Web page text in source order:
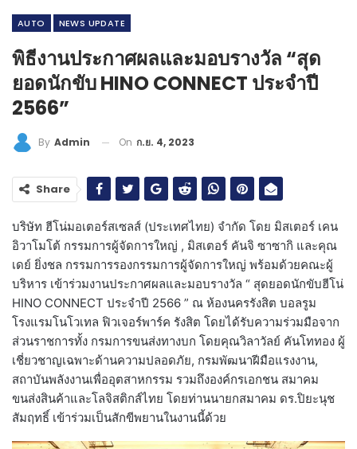
AUTO NEWS​ UPDATE
พิธีงานประกาศผลและมอบรางวัล “สุด
ยอดนักขับ HINO CONNECT ประจำปี
2566”
By Admin On ก.ย. 4, 2023
Share
บริษัท ฮีโน่มอเตอร์สเซลส์ (ประเทศไทย) จำกัด โดย มิสเตอร์ เคน
อิวาโมโต้ กรรมการผู้จัดการใหญ่ , มิสเตอร์ คันจิ ซาซากิ และคุณ
เดย์ ยิ่งชล กรรมการรองกรรมการผู้จัดการใหญ่ พร้อมด้วยคณะผู้
บริหาร เข้าร่วมงานประกาศผลและมอบรางวัล “ สุดยอดนักขับฮีโน่
HINO CONNECT ประจำปี 2566 ” ณ ห้องนครรังสิต บอลรูม
โรงแรมโนโวเทล ฟิวเจอร์พาร์ค รังสิต โดยได้รับความร่วมมือจาก
ส่วนราชการทั้ง กรมการขนส่งทางบก โดยคุณวิลาวัลย์ คันโททอง ผู้
เชี่ยวชาญเฉพาะด้านความปลอดภัย, กรมพัฒนาฝีมือแรงงาน,
สถาบันพลังงานเพื่ออุตสาหกรรม รวมถึงองค์กรเอกชน สมาคม
ขนส่งสินค้าและโลจิสติกส์ไทย โดยท่านนายกสมาคม ดร.ปิยะนุช
สัมฤทธิ์ เข้าร่วมเป็นสักขีพยานในงานนี้ด้วย